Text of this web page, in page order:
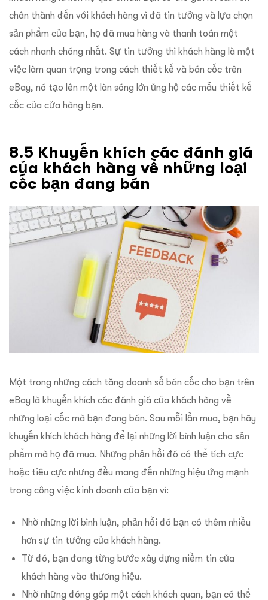
chân thành đến với khách hàng vì đã tin tưởng và lựa chọn
sản phẩm của bạn, họ đã mua hàng và thanh toán một
cách nhanh chóng nhất. Sự tin tưởng thì khách hàng là một
việc làm quan trọng trong cách thiết kế và bán cốc trên
eBay, nó tạo lên một làn sóng lớn ủng hộ các mẫu thiết kế
cốc của cửa hàng bạn.
8.5 Khuyến khích các đánh giá
của khách hàng về những loại
cốc bạn đang bán
Một trong những cách tăng doanh số bán cốc cho bạn trên
eBay là khuyến khích các đánh giá của khách hàng về
những loại cốc mà bạn đang bán. Sau mỗi lần mua, bạn hãy
khuyến khích khách hàng để lại những lời bình luận cho sản
phẩm mà họ đã mua. Những phản hồi đó có thể tích cực
hoặc tiêu cực nhưng đều mang đến những hiệu ứng mạnh
trong công việc kinh doanh của bạn vì:
Nhờ những lời bình luận, phản hồi đó bạn có thêm nhiều
hơn sự tin tưởng của khách hàng.
Từ đó, bạn đang từng bước xây dựng niềm tin của
khách hàng vào thương hiệu.
Nhờ những đóng góp một cách khách quan, bạn có thể